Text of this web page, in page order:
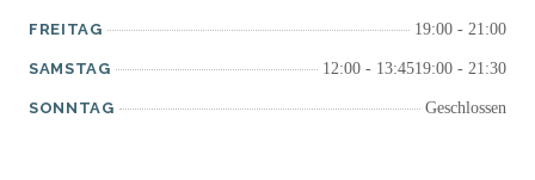
FREITAG 19:00 - 21:00
SAMSTAG 12:00 - 13:4519:00 - 21:30
SONNTAG Geschlossen